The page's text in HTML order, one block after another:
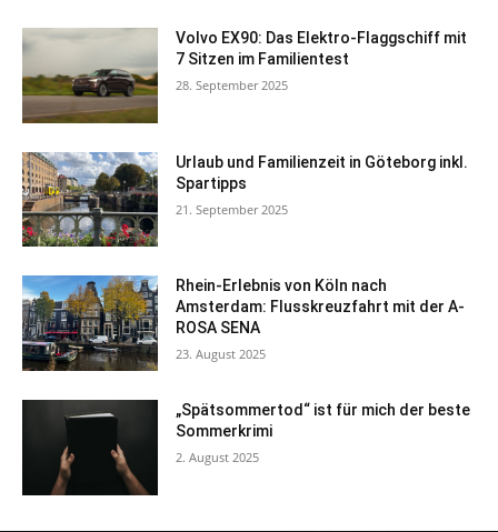
Volvo EX90: Das Elektro-Flaggschiff mit
7 Sitzen im Familientest
28. September 2025
Urlaub und Familienzeit in Göteborg inkl.
Spartipps
21. September 2025
Rhein-Erlebnis von Köln nach
Amsterdam: Flusskreuzfahrt mit der A-
ROSA SENA
23. August 2025
„Spätsommertod“ ist für mich der beste
Sommerkrimi
2. August 2025